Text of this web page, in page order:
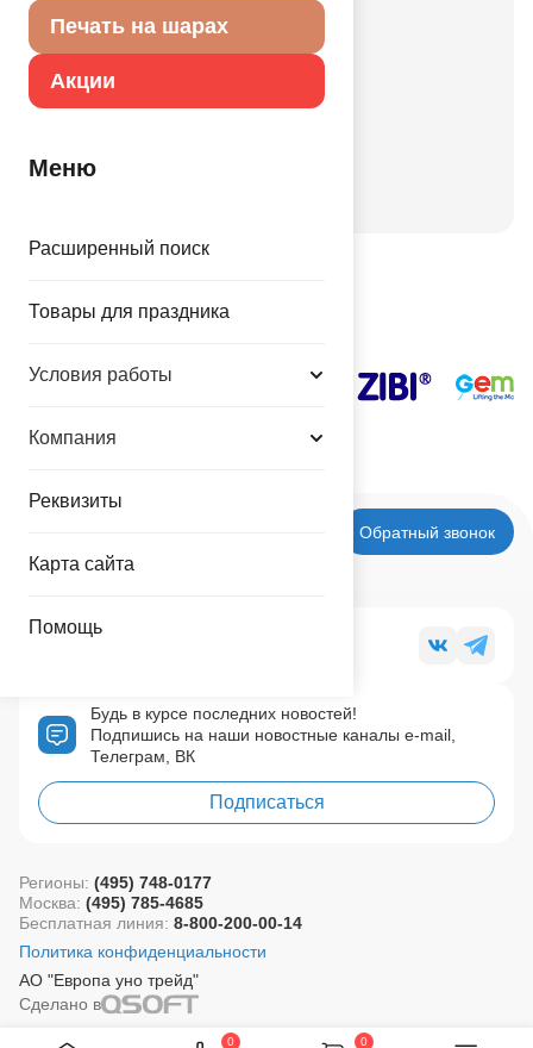
0 0
Печать на шарах
Акции
Меню
Расширенный поиск
Товары для праздника
Условия работы
Компания
Реквизиты
Карта сайта
Помощь
Праздники
День рождения
Детский праздник
День города
Наши поставщики
Обратный звонок
Будь в курсе последних новостей!
Подпишись на наши новостные каналы e-mail,
Телеграм, ВК
Подписаться
АО "Европа уно трейд"
Регионы: (495) 748-0177
Москва: (495) 785-4685
Бесплатная линия: 8-800-200-00-14
Политика конфиденциальности
Сделано в